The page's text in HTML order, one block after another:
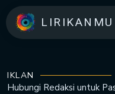
LIRIKANMU
IKLAN
Hubungi Redaksi untuk